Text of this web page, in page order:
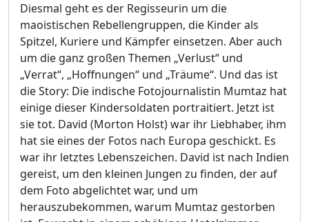
Diesmal geht es der Regisseurin um die
maoistischen Rebellengruppen, die Kinder als
Spitzel, Kuriere und Kämpfer einsetzen. Aber auch
um die ganz großen Themen „Verlust“ und
„Verrat“, „Hoffnungen“ und „Träume“. Und das ist
die Story: Die indische Fotojournalistin Mumtaz hat
einige dieser Kindersoldaten portraitiert. Jetzt ist
sie tot. David (Morton Holst) war ihr Liebhaber, ihm
hat sie eines der Fotos nach Europa geschickt. Es
war ihr letztes Lebenszeichen. David ist nach Indien
gereist, um den kleinen Jungen zu finden, der auf
dem Foto abgelichtet war, und um
herauszubekommen, warum Mumtaz gestorben